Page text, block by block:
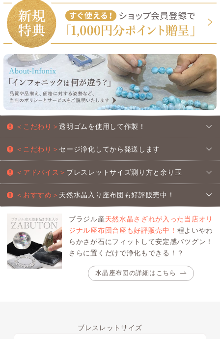
＜こだわり＞透明ゴムを使用して作製！
＜こだわり＞ セージ浄化してから発送します
＜アドバイス＞ ブレスレットサイズ測り方と余り玉
＜おすすめ＞ 天然水晶入り座布団も好評販売中！
ブラジル産天然水晶さざれが入った当店オリ
ジナル座布団台座も好評販売中！ 程よいやわ
らかさが石にフィットして安定感バツグン！
さらに置くだけで浄化もできる！？
水晶座布団の詳細はこちら
ブレスレットサイズ